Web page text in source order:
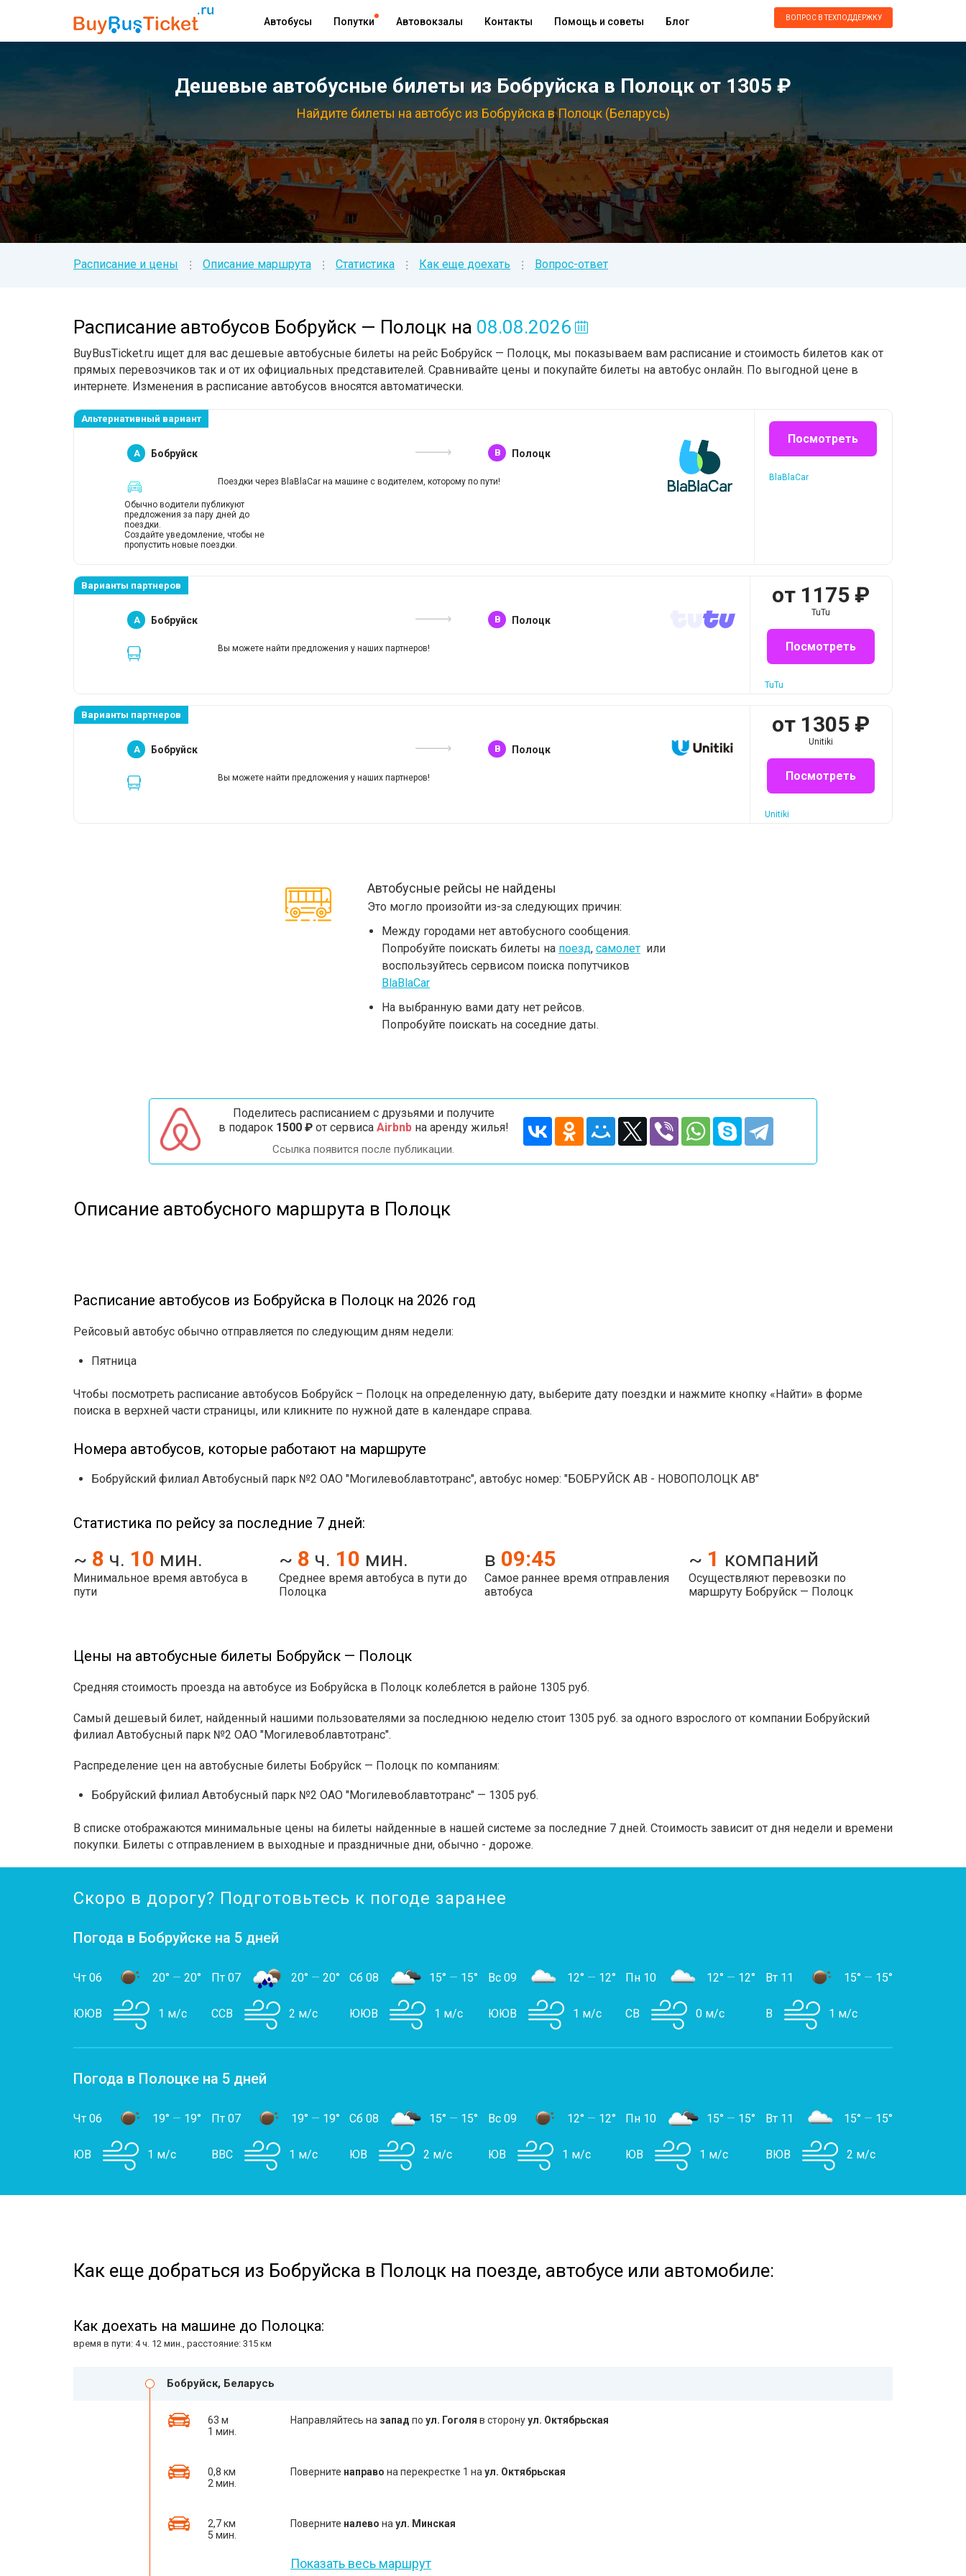
Автобусы Попутки Автовокзалы Контакты Помощь и советы Блог ВОПРОС В ТЕХПОДДЕРЖКУ
Дешевые автобусные билеты из Бобруйска в Полоцк от 1305 ₽
Найдите билеты на автобус из Бобруйска в Полоцк (Беларусь)
Расписание и цены ⁝ Описание маршрута ⁝ Статистика ⁝ Как еще доехать ⁝ Вопрос-ответ
Расписание автобусов Бобруйск — Полоцк на 08.08.2026
BuyBusTicket.ru ищет для вас дешевые автобусные билеты на рейс Бобруйск — Полоцк, мы показываем вам расписание и стоимость билетов как от
прямых перевозчиков так и от их официальных представителей. Сравнивайте цены и покупайте билеты на автобус онлайн. По выгодной цене в
интернете. Изменения в расписание автобусов вносятся автоматически.
Альтернативный вариант
A Бобруйск B Полоцк
Поездки через BlaBlaCar на машине с водителем, которому по пути!
Обычно водители публикуют
предложения за пару дней до
поездки.
Создайте уведомление, чтобы не
пропустить новые поездки.
Посмотреть
BlaBlaCar
Варианты партнеров
A Бобруйск B Полоцк
Вы можете найти предложения у наших партнеров!
от 1175 ₽
TuTu
Посмотреть
TuTu
Варианты партнеров
A Бобруйск B Полоцк
Вы можете найти предложения у наших партнеров!
от 1305 ₽
Unitiki
Посмотреть
Unitiki
Автобусные рейсы не найдены
Это могло произойти из-за следующих причин:
Между городами нет автобусного сообщения.
Попробуйте поискать билеты на поезд, самолет или
воспользуйтесь сервисом поиска попутчиков
BlaBlaCar
На выбранную вами дату нет рейсов.
Попробуйте поискать на соседние даты.
Поделитесь расписанием с друзьями и получите
в подарок 1500 ₽от сервиса Airbnbна аренду жилья!
Ссылка появится после публикации.
Описание автобусного маршрута в Полоцк
Расписание автобусов из Бобруйска в Полоцк на 2026 год
Рейсовый автобус обычно отправляется по следующим дням недели:
Пятница
Чтобы посмотреть расписание автобусов Бобруйск – Полоцк на определенную дату, выберите дату поездки и нажмите кнопку «Найти» в форме
поиска в верхней части страницы, или кликните по нужной дате в календаре справа.
Номера автобусов, которые работают на маршруте
Бобруйский филиал Автобусный парк №2 ОАО "Могилевоблавтотранс", автобус номер: "БОБРУЙСК АВ - НОВОПОЛОЦК АВ"
Статистика по рейсу за последние 7 дней:
~ 8 ч. 10 мин.
Минимальное время автобуса в
пути
~ 8 ч. 10 мин.
Среднее время автобуса в пути до
Полоцка
в 09:45
Самое раннее время отправления
автобуса
~ 1 компаний
Осуществляют перевозки по
маршруту Бобруйск — Полоцк
Цены на автобусные билеты Бобруйск — Полоцк
Средняя стоимость проезда на автобусе из Бобруйска в Полоцк колеблется в районе 1305 руб.
Самый дешевый билет, найденный нашими пользователями за последнюю неделю стоит 1305 руб. за одного взрослого от компании Бобруйский
филиал Автобусный парк №2 ОАО "Могилевоблавтотранс".
Распределение цен на автобусные билеты Бобруйск — Полоцк по компаниям:
Бобруйский филиал Автобусный парк №2 ОАО "Могилевоблавтотранс" — 1305 руб.
В списке отображаются минимальные цены на билеты найденные в нашей системе за последние 7 дней. Стоимость зависит от дня недели и времени
покупки. Билеты с отправлением в выходные и праздничные дни, обычно - дороже.
Скоро в дорогу? Подготовьтесь к погоде заранее
Погода в Бобруйске на 5 дней
Чт 06 20° — 20°
ЮЮВ 1 м/с
Пт 07 20° — 20°
ССВ 2 м/с
Сб 08 15° — 15°
ЮЮВ 1 м/с
Вс 09 12° — 12°
ЮЮВ 1 м/с
Пн 10 12° — 12°
СВ 0 м/с
Вт 11 15° — 15°
В 1 м/с
Погода в Полоцке на 5 дней
Чт 06 19° — 19°
ЮВ 1 м/с
Пт 07 19° — 19°
ВВС 1 м/с
Сб 08 15° — 15°
ЮВ 2 м/с
Вс 09 12° — 12°
ЮВ 1 м/с
Пн 10 15° — 15°
ЮВ 1 м/с
Вт 11 15° — 15°
ВЮВ 2 м/с
Как еще добраться из Бобруйска в Полоцк на поезде, автобусе или автомобиле:
Как доехать на машине до Полоцка:
время в пути: 4 ч. 12 мин., расстояние: 315 км
Бобруйск, Беларусь
63 м
1 мин.
Направляйтесь на запад по ул. Гоголя в сторонуул. Октябрьская
0,8 км
2 мин.
Поверните направо на перекрестке 1 на ул. Октябрьская
2,7 км
5 мин.
Поверните налево на ул. Минская
Показать весь маршрут